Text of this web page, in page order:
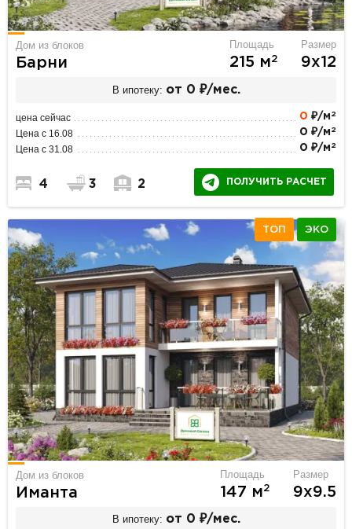
Дом из блоков
Барни
Площадь
215 м2
Размер
9х12
В ипотеку: от 0 ₽/мес.
цена сейчас 0 ₽/м 2
Цена с 16.08 0 ₽/м 2
Цена с 31.08 0 ₽/м 2
4 3 2 ПОЛУЧИТЬ РАСЧЕТ
ТОП ЭКО
Дом из блоков
Иманта
Площадь
147 м2
Размер
9х9.5
В ипотеку: от 0 ₽/мес.